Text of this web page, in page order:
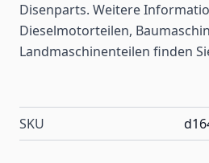
Disenparts. Weitere
Dieselmotorteilen,
Landmaschinenteilen finden
SKU